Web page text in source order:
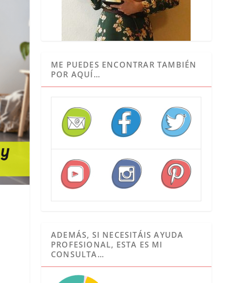
ME PUEDES ENCONTRAR TAMBIÉN
POR AQUÍ…
ADEMÁS, SI NECESITÁIS AYUDA
PROFESIONAL, ESTA ES MI
CONSULTA…